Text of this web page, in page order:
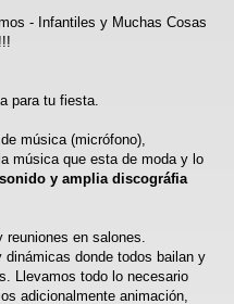
- Infantiles y Muchas Cosas
para tu fiesta.
música (micrófono),
música que esta de moda y lo
y amplia discográfia
reuniones en salones.
donde todos bailan y
Llevamos todo lo necesario
adicionalmente animación,